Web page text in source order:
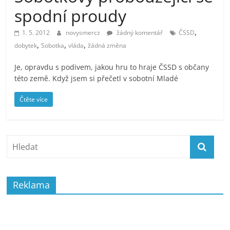
spodní proudy
1. 5. 2012 novysmercz žádný komentář ČSSD,
dobytek,Sobotka,vláda,žádná změna
Je, opravdu s podivem, jakou hru to hraje ČSSD s občany
této země. Když jsem si přečetl v sobotní Mladé
Čtěte více
Reklama